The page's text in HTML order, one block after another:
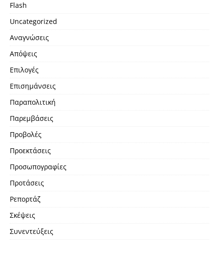
Flash
Uncategorized
Αναγνώσεις
Απόψεις
Επιλογές
Επισημάνσεις
Παραπολιτική
Παρεμβάσεις
Προβολές
Προεκτάσεις
Προσωπογραφίες
Προτάσεις
Ρεπορτάζ
Σκέψεις
Συνεντεύξεις